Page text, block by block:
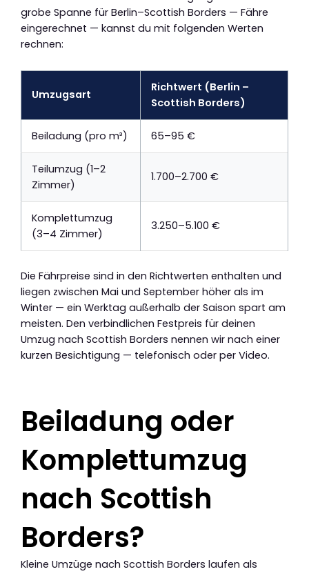
grobe Spanne für Berlin–Scottish Borders — Fähre
eingerechnet — kannst du mit folgenden Werten
rechnen:
Umzugsart
Richtwert (Berlin –
Scottish Borders)
Beiladung (pro m³) 65–95 €
Teilumzug (1–2
Zimmer)
1.700–2.700 €
Komplettumzug
(3–4 Zimmer)
3.250–5.100 €
Die Fährpreise sind in den Richtwerten enthalten und
liegen zwischen Mai und September höher als im
Winter — ein Werktag außerhalb der Saison spart am
meisten. Den verbindlichen Festpreis für deinen
Umzug nach Scottish Borders nennen wir nach einer
kurzen Besichtigung — telefonisch oder per Video.
Beiladung oder
Komplettumzug
nach Scottish
Borders?
Kleine Umzüge nach Scottish Borders laufen als